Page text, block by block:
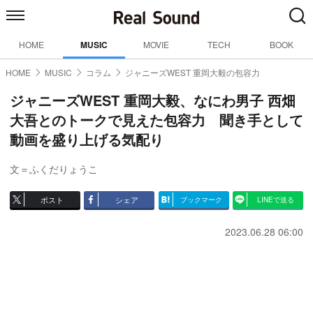
HOME MUSIC MOVIE TECH BOOK
HOME MUSIC コラム ジャニーズWEST 重岡大毅の包容力
ジャニーズWEST 重岡大毅、なにわ男子 西畑
大吾とのトークで見えた包容力 聞き手として
動画を盛り上げる気配り
文＝ふくだりょうこ
ポスト シェア ブックマーク LINEで送る
2023.06.28 06:00